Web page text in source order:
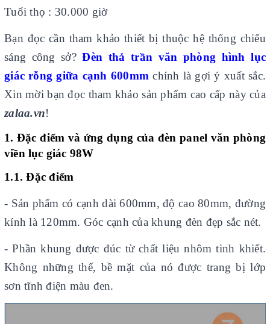
Tuổi thọ : 30.000 giờ
Bạn đọc cần tham khảo thiết bị thuộc hệ thống chiếu
sáng công sở?Đèn thả trần văn phòng hình lục
giác rỗng giữa cạnh 600mm chính là gợi ý xuất sắc.
Xin mời bạn đọc tham khảo sản phẩm cao cấp này của
zalaa.vn!
1. Đặc điểm và ứng dụng của đèn panel văn phòng
viền lục giác 98W
1.1. Đặc điểm
- Sản phẩm có cạnh dài 600mm, độ cao 80mm, đường
kính là 120mm. Góc cạnh của khung đèn đẹp sắc nét.
- Phần khung được đúc từ chất liệu nhôm tinh khiết.
Không những thế, bề mặt của nó được trang bị lớp
sơn tĩnh điện màu đen.